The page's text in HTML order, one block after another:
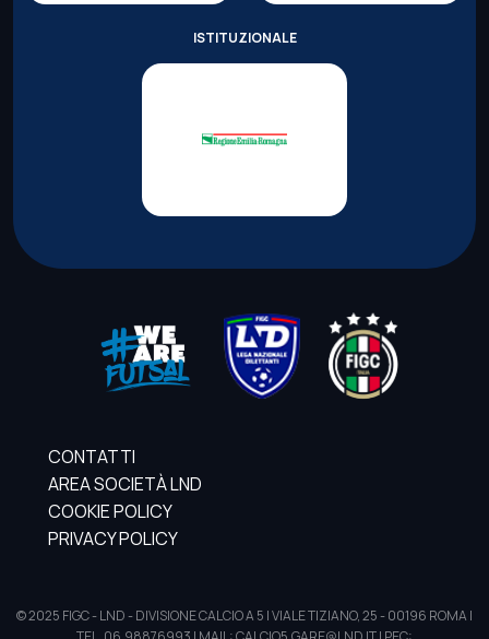
ISTITUZIONALE
CONTATTI
AREA SOCIETÀ LND
COOKIE POLICY
PRIVACY POLICY
© 2025 FIGC - LND - DIVISIONE CALCIO A 5 | VIALE TIZIANO, 25 - 00196 ROMA |